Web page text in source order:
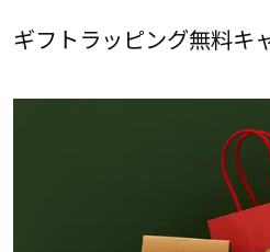
ギフトラッピング無料キ